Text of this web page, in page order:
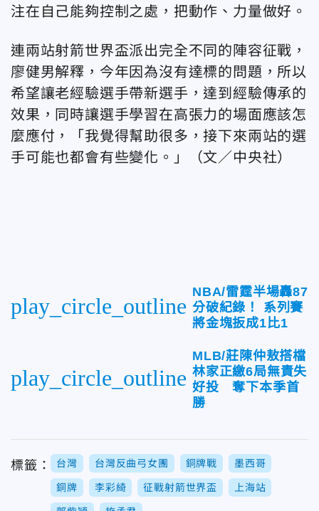
注在自己能夠控制之處，把動作、力量做好。
連兩站射箭世界盃派出完全不同的陣容征戰，
廖健男解釋，今年因為沒有達標的問題，所以
希望讓老經驗選手帶新選手，達到經驗傳承的
效果，同時讓選手學習在高張力的場面應該怎
麼應付，「我覺得幫助很多，接下來兩站的選
手可能也都會有些變化。」（文／中央社）
play_circle_outline
NBA/雷霆半場轟87
分破紀錄！ 系列賽
將金塊扳成1比1
play_circle_outline
MLB/莊陳仲敖搭檔
林家正繳6局無責失
好投 奪下本季首
勝
標籤： 台灣 台灣反曲弓女團 銅牌戰 墨西哥
銅牌 李彩綺 征戰射箭世界盃 上海站